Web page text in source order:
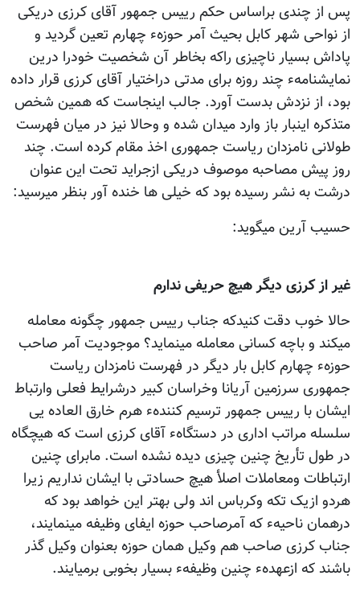
پس از چندی براساس حکم رییس جمهور آقای کرزی دریکی
از نواحی شهر کابل بحیث آمر حوزهء چهارم تعین گردید و
پاداش بسیار ناچیزی راکه بخاطر آن شخصیت خودرا درین
نمایشنامهء چند روزه برای مدتی دراختیار آقای کرزی قرار داده
بود، از نزدش بدست آورد. جالب اینجاست که همین شخص
متذکره اینبار باز وارد میدان شده و وحالا نیز در میان فهرست
طولانی نامزدان ریاست جمهوری اخذ مقام کرده است. چند
روز پیش مصاحبه موصوف دریکی ازجراید تحت این عنوان
درشت به نشر رسیده بود که خیلی ها خنده آور بنظر میرسید:
حسیب آرین میگوید:
غیر از کرزی دیگر هیچ حریفی ندارم
حالا خوب دقت کنیدکه جناب رییس جمهور چگونه معامله
میکند و باچه کسانی معامله مینماید؟ موجودیت آمر صاحب
حوزهء چهارم کابل بار دیگر در فهرست نامزدان ریاست
جمهوری سرزمین آریانا وخراسان کبیر درشرایط فعلی وارتباط
ایشان با رییس جمهور ترسیم کنندهء هرم خارق العاده یی
سلسله مراتب اداری در دستگاهء آقای کرزی است که هیچگاه
در طول تأریخ چنین چیزی دیده نشده است. مابرای چنین
ارتباطات ومعاملات اصلأ هیچ حسادتی با ایشان نداریم زیرا
هردو ازیک تکه وکرباس اند ولی بهتر این خواهد بود که
درهمان ناحیهء که آمرصاحب حوزه ایفای وظیفه مینمایند،
جناب کرزی صاحب هم وکیل همان حوزه بعنوان وکیل گذر
باشند که ازعهدهء چنین وظیفهء بسیار بخوبی برمیایند.